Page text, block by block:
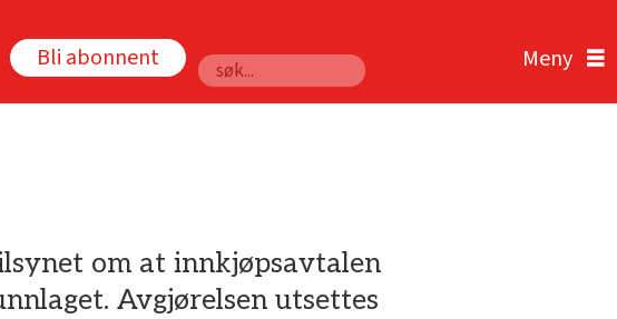
Bli abonnent
Søk
om at innkjøpsavtalen
Avgjørelsen utsettes